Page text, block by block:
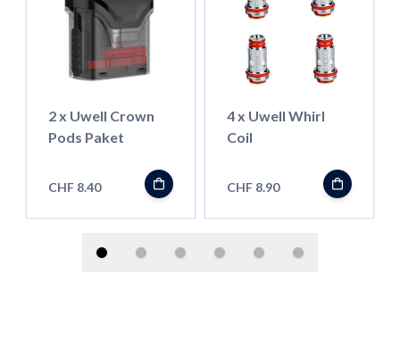
2 x Uwell Crown
Pods Paket
CHF 8.40
4 x Uwell Whirl
Coil
CHF 8.90